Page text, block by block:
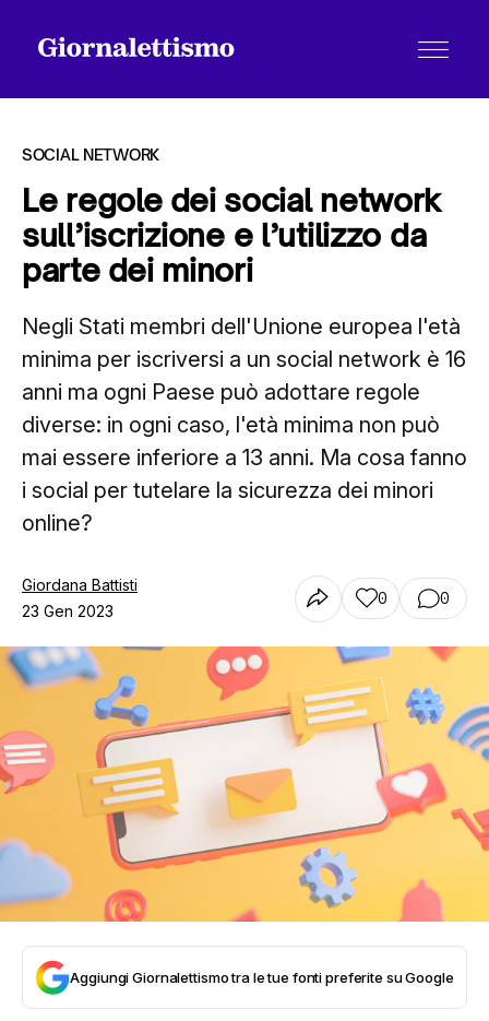
Tutti gli articoli
Chi siamo
Contatti
SOCIAL NETWORK
Le regole dei social network
sull’iscrizione e l’utilizzo da
parte dei minori
Negli Stati membri dell'Unione europea l'età
minima per iscriversi a un social network è 16
anni ma ogni Paese può adottare regole
diverse: in ogni caso, l'età minima non può
mai essere inferiore a 13 anni. Ma cosa fanno
i social per tutelare la sicurezza dei minori
online?
Giordana Battisti
23 Gen 2023
0 0
Aggiungi Giornalettismo tra le tue fonti preferite su Google